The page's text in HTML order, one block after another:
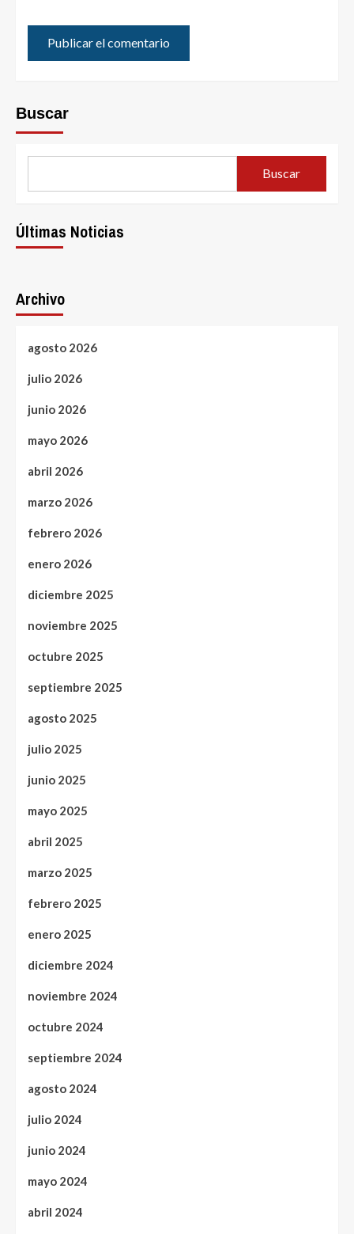
Buscar
Buscar
Últimas Noticias
Archivo
agosto 2026
julio 2026
junio 2026
mayo 2026
abril 2026
marzo 2026
febrero 2026
enero 2026
diciembre 2025
noviembre 2025
octubre 2025
septiembre 2025
agosto 2025
julio 2025
junio 2025
mayo 2025
abril 2025
marzo 2025
febrero 2025
enero 2025
diciembre 2024
noviembre 2024
octubre 2024
septiembre 2024
agosto 2024
julio 2024
junio 2024
mayo 2024
abril 2024